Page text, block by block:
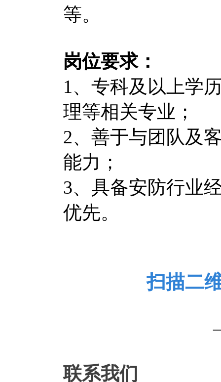
等。
岗位要求：
1、专科及以上学
理等相关专业；
2、善于与团队及
能力；
3、具备安防行业
优先。
扫描二
联系我们